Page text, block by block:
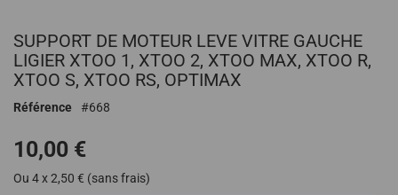
au
début
de
Galerie
SUPPORT DE MOTEUR LEVE VITRE GAUCHE
LIGIER XTOO 1, XTOO 2, XTOO MAX, XTOO R,
XTOO S, XTOO RS, OPTIMAX
Référence 668
10,00 €
Ou 4 x 2,50 € (sans frais)